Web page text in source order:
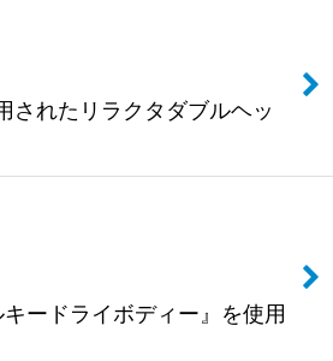
されたリラクタダブルヘッ
ードライボディー』を使用